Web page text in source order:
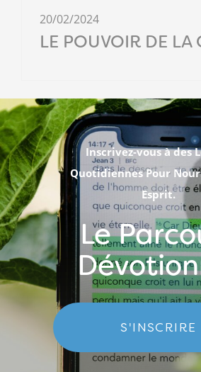
20/02/2024
LE POUVOIR DE LA
Inscrivez-vous à des
Quotidiennes Pour
Esprit.
Le
S'INSCRIRE